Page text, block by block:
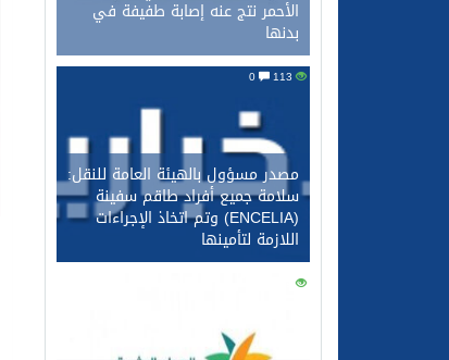
الأحمر نتج عنه إصابة طفيفة في
بدنها
مصدر مسؤول بالهيئة العامة للنقل:
سلامة جميع أفراد طاقم سفينة
(ENCELIA) وتم اتخاذ الإجراءات
اللازمة لتأمينها
99